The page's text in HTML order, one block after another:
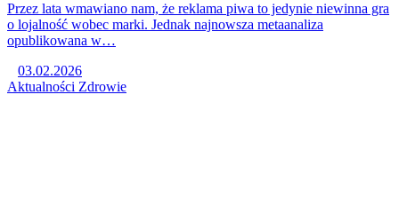
Przez lata wmawiano nam, że reklama piwa to jedynie niewinna gra
o lojalność wobec marki. Jednak najnowsza metaanaliza
opublikowana w…
03.02.2026
Aktualności Zdrowie